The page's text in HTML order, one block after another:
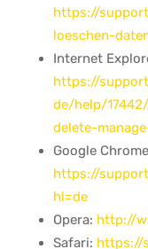
https://
loeschen-
Internet
https://
de/help/
delete-
Google
https://
hl=de
Opera: http://
Safari: https://